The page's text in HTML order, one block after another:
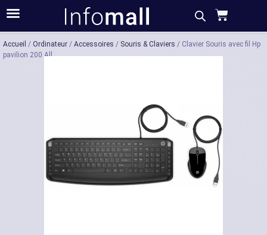
Acheter Description Caractéristiques
Accueil / Ordinateur / Accessoires / Souris & Claviers / Clavier Souris avec fil Hp
pavilion 200 All